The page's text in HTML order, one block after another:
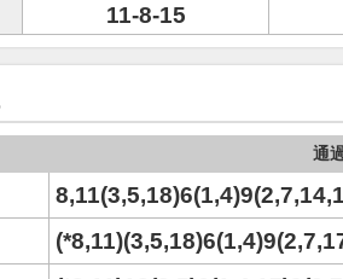
11-8-15
通